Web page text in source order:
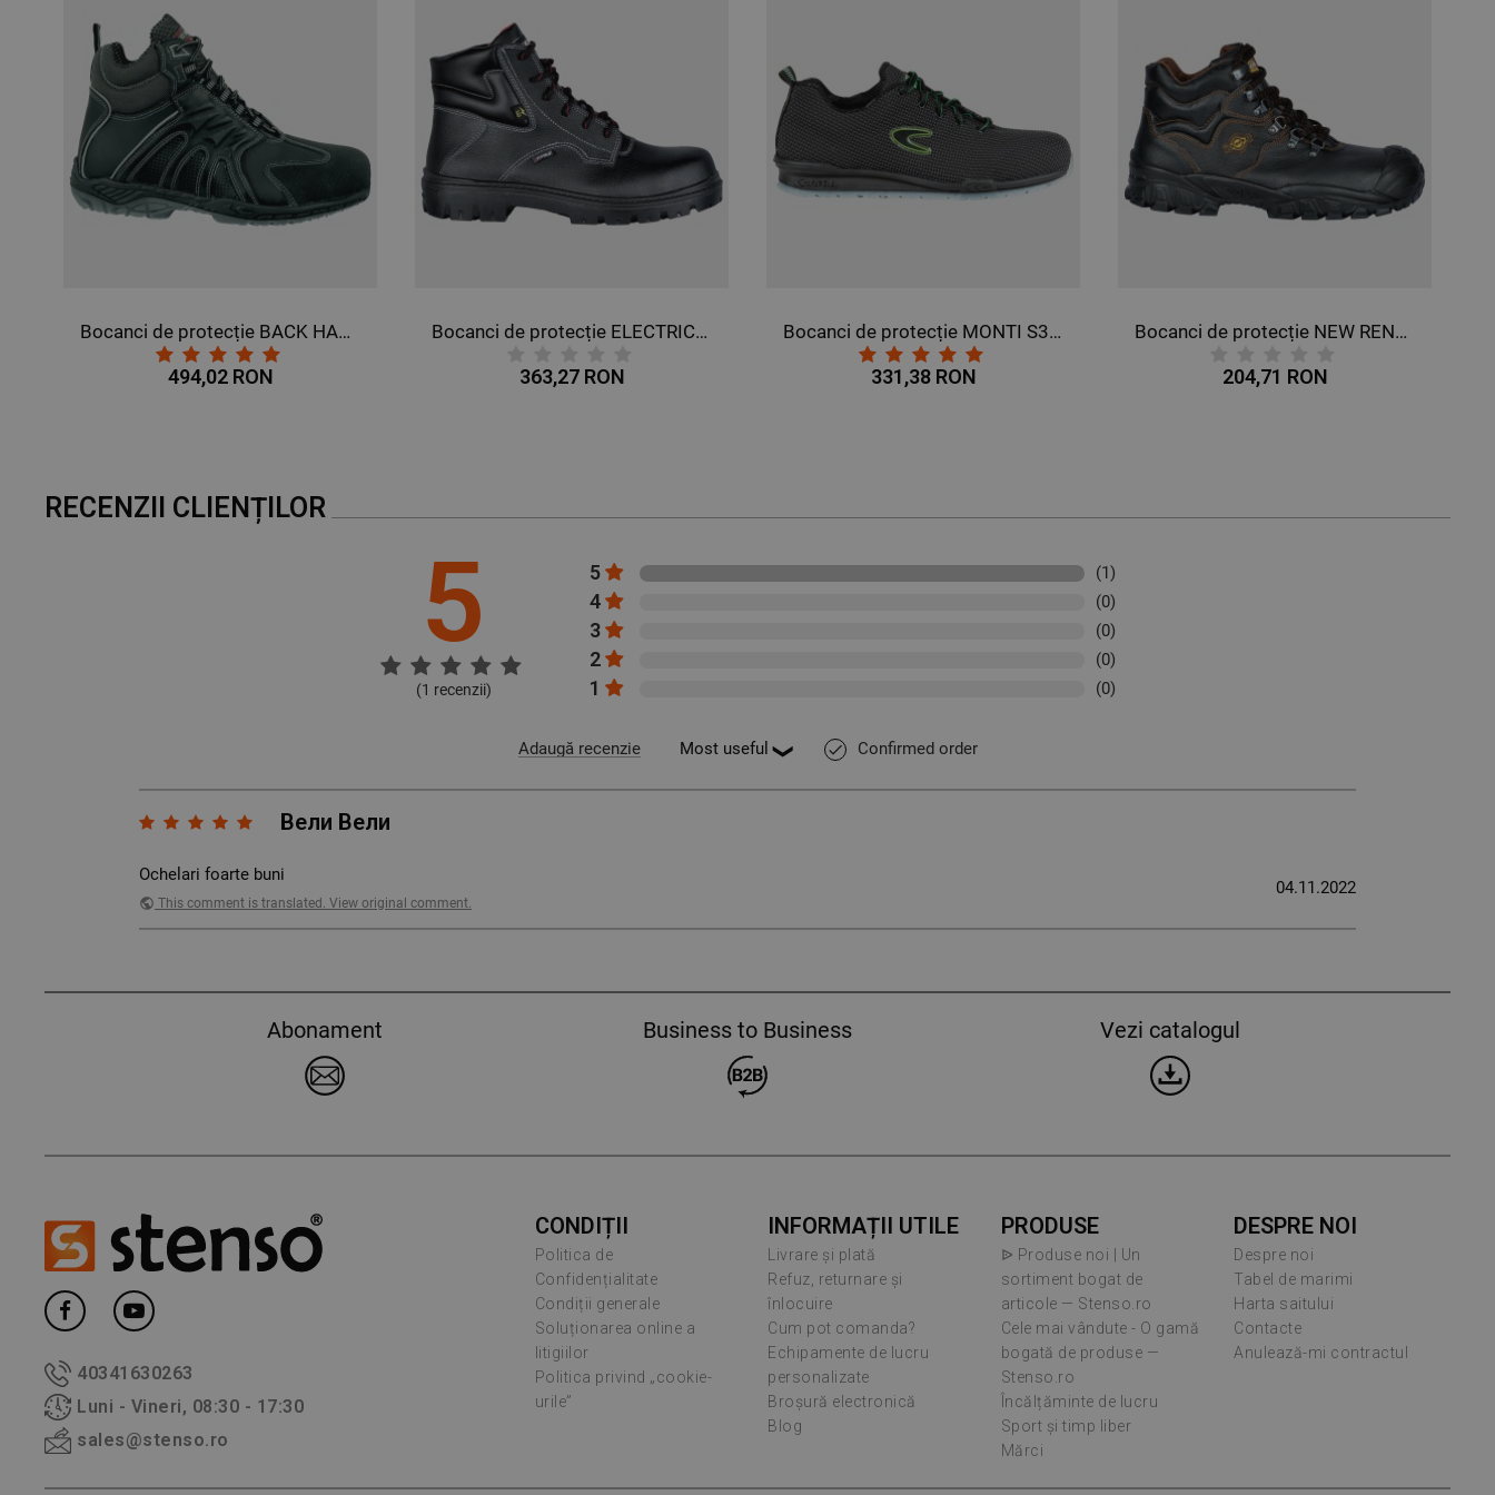
Bocanci de protecție BACK HAND S3 SRC
494,02 RON
Bocanci de protecție ELECTRICAL BIS SB E P WRU FO SRC
363,27 RON
Bocanci de protecție MONTI S3 SRC
331,38 RON
Bocanci de protecție NEW RENO UK S3 SRC
204,71 RON
RECENZII CLIENȚILOR
5
(1 recenzii)
5 (1)
4 (0)
3 (0)
2 (0)
1 (0)
Adaugă recenzie done Confirmed order
Вели Вели
Ochelari foarte buni
public This comment is translated. View original comment.
04.11.2022
Abonament Business to Business Vezi catalogul
40341630263
Luni - Vineri, 08:30 - 17:30
sales@stenso.ro
CONDIȚII
Politica de
Confidențialitate
Condiții generale
Soluționarea online a
litigiilor
Politica privind „cookie-
urile”
INFORMAȚII UTILE
Livrare și plată
Refuz, returnare și
înlocuire
Cum pot comanda?
Echipamente de lucru
personalizate
Broșură electronică
Blog
PRODUSE
ᐉ Produse noi | Un
sortiment bogat de
articole — Stenso.ro
Cele mai vândute - O gamă
bogată de produse —
Stenso.ro
Încălțăminte de lucru
Sport și timp liber
Mărci
DESPRE NOI
Despre noi
Tabel de marimi
Harta saitului
Contacte
Anulează-mi contractul